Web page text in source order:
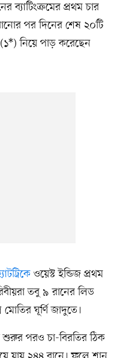
ব্যাটিংক্রমের প্রথম চার
পর দিনের শেষ ২০টি
নিয়ে পাড় করেছেন
ওয়েস্ট ইন্ডিজ প্রথম
তবু ৯ রানের লিড
ঘূর্ণি জাদুতে।
শুরুর পরও চা-বিরতির ঠিক